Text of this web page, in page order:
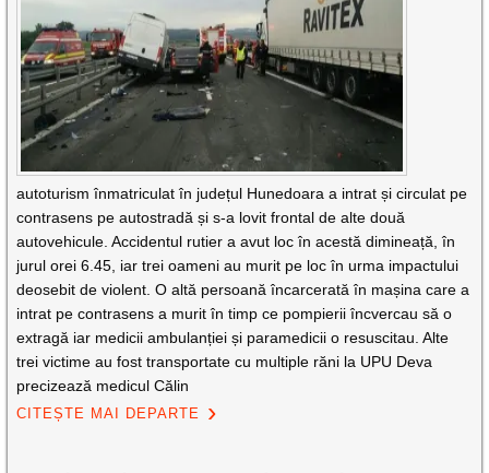
autoturism înmatriculat în județul Hunedoara a intrat și circulat pe
contrasens pe autostradă și s-a lovit frontal de alte două
autovehicule. Accidentul rutier a avut loc în acestă dimineață, în
jurul orei 6.45, iar trei oameni au murit pe loc în urma impactului
deosebit de violent. O altă persoană încarcerată în mașina care a
intrat pe contrasens a murit în timp ce pompierii încvercau să o
extragă iar medicii ambulanției și paramedicii o resuscitau. Alte
trei victime au fost transportate cu multiple răni la UPU Deva
precizează medicul Călin
CITEȘTE MAI DEPARTE